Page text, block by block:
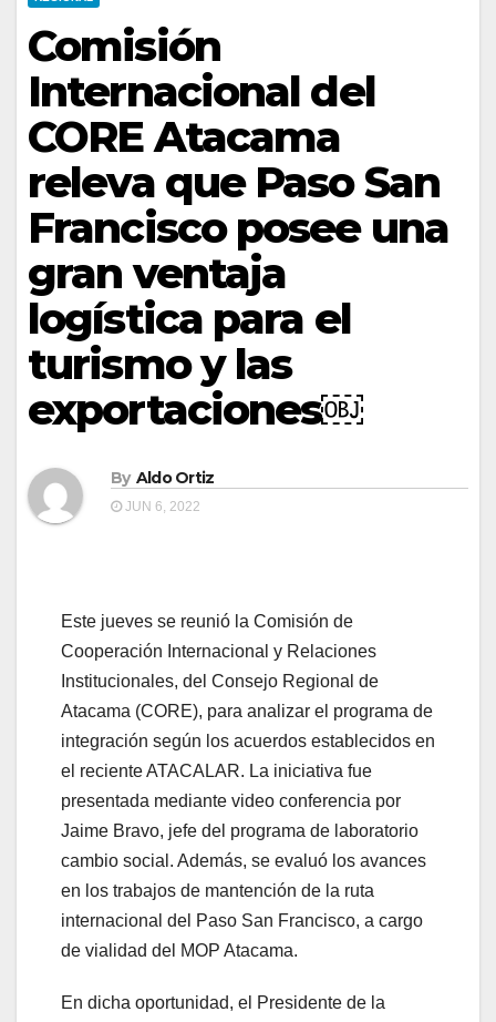
Comisión
Internacional del
CORE Atacama
releva que Paso San
Francisco posee una
gran ventaja
logística para el
turismo y las
exportaciones￼
By Aldo Ortiz
JUN 6, 2022
Este jueves se reunió la Comisión de
Cooperación Internacional y Relaciones
Institucionales, del Consejo Regional de
Atacama (CORE), para analizar el programa de
integración según los acuerdos establecidos en
el reciente ATACALAR. La iniciativa fue
presentada mediante video conferencia por
Jaime Bravo, jefe del programa de laboratorio
cambio social. Además, se evaluó los avances
en los trabajos de mantención de la ruta
internacional del Paso San Francisco, a cargo
de vialidad del MOP Atacama.
En dicha oportunidad, el Presidente de la